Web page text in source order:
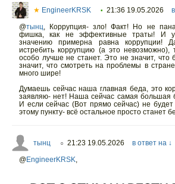
★ EngineerKRSK • 21:36 19.05.2026
@тынц, Коррупция- зло! Факт! Но не
фишка, как не эффективные траты! И
значению примерна равна коррупции!
истребить коррупцию (а это невозможно),
особо лучше не станет. Это не значит, что
значит, что смотреть на проблемы в
много шире!
Думаешь сейчас наша главная беда, это
заявляю- нет! Наша сейчас самая большая
И если сейчас (Вот прямо сейчас) не
этому пункту- всё остальное просто станет
тынц ○ 21:23 19.05.2026 в ответ на ↓
@EngineerKRSK,